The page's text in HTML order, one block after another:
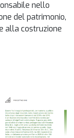
nello
del patrimonio,
alla costruzione